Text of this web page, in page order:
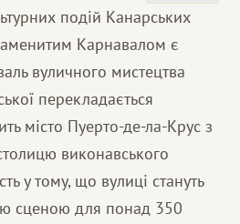
подій Канарських
Карнавалом є
вуличного мистецтва
перекладається
місто Пуерто-де-ла-Крус з
виконавського
у тому, що вулиці стануть
сценою для понад 350